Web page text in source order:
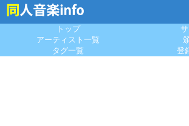
トップ
アーティスト一覧
タグ一覧
登